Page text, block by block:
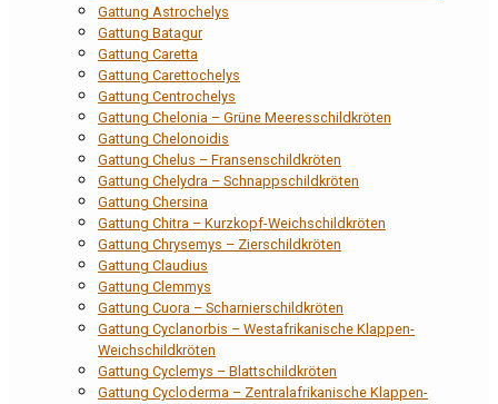
Gattung Astrochelys
Gattung Batagur
Gattung Caretta
Gattung Carettochelys
Gattung Centrochelys
Gattung Chelonia – Grüne Meeresschildkröten
Gattung Chelonoidis
Gattung Chelus – Fransenschildkröten
Gattung Chelydra – Schnappschildkröten
Gattung Chersina
Gattung Chitra – Kurzkopf-Weichschildkröten
Gattung Chrysemys – Zierschildkröten
Gattung Claudius
Gattung Clemmys
Gattung Cuora – Scharnierschildkröten
Gattung Cyclanorbis – Westafrikanische Klappen-
Weichschildkröten
Gattung Cyclemys – Blattschildkröten
Gattung Cycloderma – Zentralafrikanische Klappen-